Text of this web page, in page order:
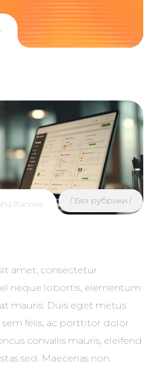
Без рубрики
amet, consectetur
neque lobortis, elementum
mauris. Duis eget metus
felis, ac porttitor dolor
convallis mauris, eleifend
sed. Maecenas non.